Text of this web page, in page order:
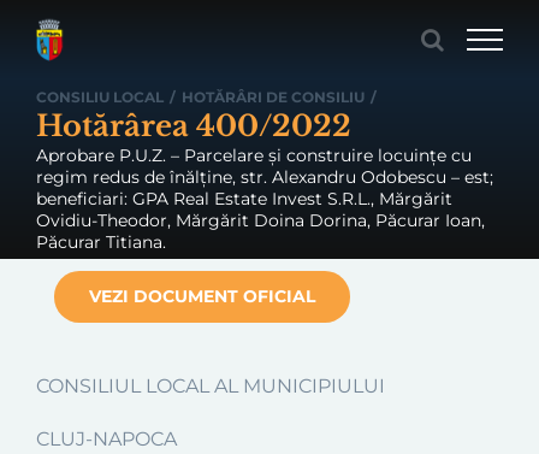
CONSILIU LOCAL / HOTĂRÂRI DE CONSILIU /
Hotărârea 400/2022
Aprobare P.U.Z. – Parcelare și construire locuințe cu
regim redus de înălține, str. Alexandru Odobescu – est;
beneficiari: GPA Real Estate Invest S.R.L., Mărgărit
Ovidiu-Theodor, Mărgărit Doina Dorina, Păcurar Ioan,
Păcurar Titiana.
VEZI DOCUMENT OFICIAL
CONSILIUL LOCAL AL MUNICIPIULUI
CLUJ-NAPOCA